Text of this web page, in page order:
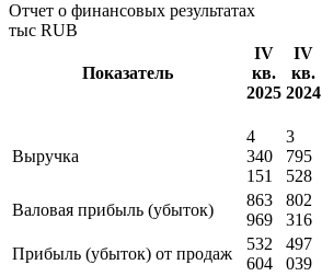
Отчет о финансовых результатах
тыс RUB
Показатель
IV
кв.
2025
IV
кв.
2024
Выручка
4
340
151
3
795
528
Валовая прибыль (убыток)
863
969
802
316
Прибыль (убыток) от продаж
532
604
497
039